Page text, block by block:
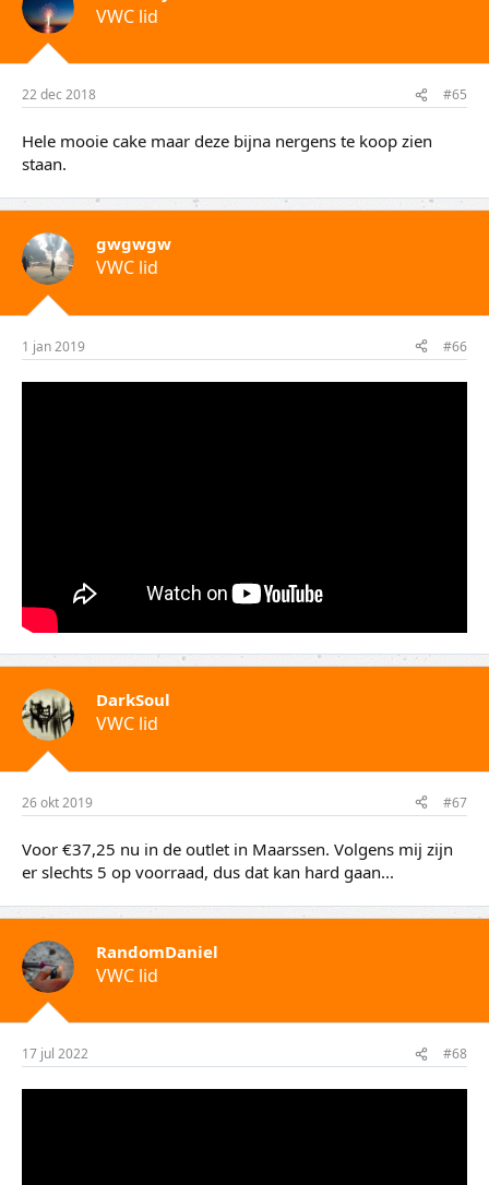
VWC lid
22 dec 2018 #65
Hele mooie cake maar deze bijna nergens te koop zien
staan.
gwgwgw
VWC lid
1 jan 2019 #66
DarkSoul
VWC lid
26 okt 2019 #67
Voor €37,25 nu in de outlet in Maarssen. Volgens mij zijn
er slechts 5 op voorraad, dus dat kan hard gaan...
RandomDaniel
VWC lid
17 jul 2022 #68